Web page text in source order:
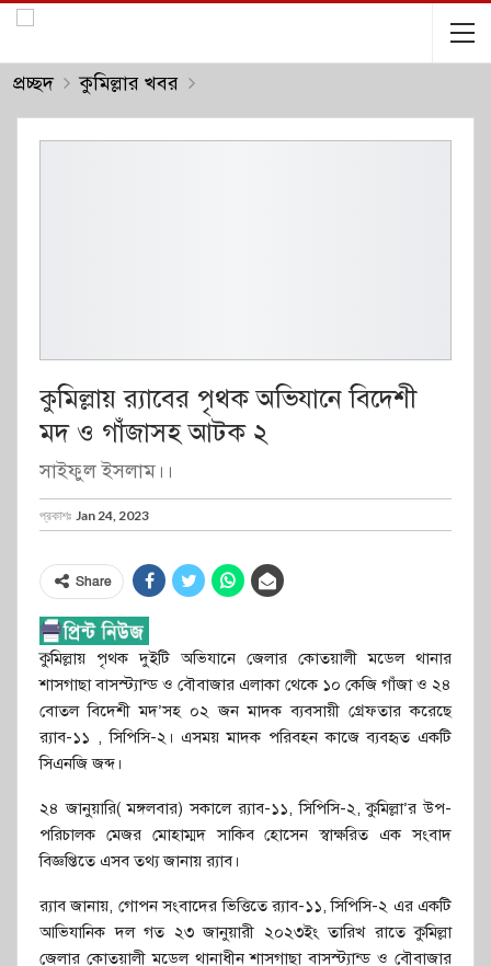
প্রচ্ছদ কুমিল্লার খবর
কুমিল্লায় র‌্যাবের পৃথক অভিযানে বিদেশী
মদ ও গাঁজাসহ আটক ২
সাইফুল ইসলাম।।
প্রকাশঃ Jan 24, 2023
Share
কুমিল্লায় পৃথক দুইটি অভিযানে জেলার কোতয়ালী মডেল থানার
শাসগাছা বাসস্ট্যান্ড ও বৌবাজার এলাকা থেকে ১০ কেজি গাঁজা ও ২৪
বোতল বিদেশী মদ’সহ ০২ জন মাদক ব্যবসায়ী গ্রেফতার করেছে
র‌্যাব-১১ , সিপিসি-২। এসময় মাদক পরিবহন কাজে ব্যবহৃত একটি
সিএনজি জব্দ।
২৪ জানুয়ারি( মঙ্গলবার) সকালে র‌্যাব-১১, সিপিসি-২, কুমিল্লা’র উপ-
পরিচালক মেজর মোহাম্মদ সাকিব হোসেন স্বাক্ষরিত এক সংবাদ
বিজ্ঞপ্তিতে এসব তথ্য জানায় র‌্যাব।
র‌্যাব জানায়, গোপন সংবাদের ভিত্তিতে র‌্যাব-১১, সিপিসি-২ এর একটি
আভিযানিক দল গত ২৩ জানুয়ারী ২০২৩ইং তারিখ রাতে কুমিল্লা
জেলার কোতয়ালী মডেল থানাধীন শাসগাছা বাসস্ট্যান্ড ও বৌবাজার